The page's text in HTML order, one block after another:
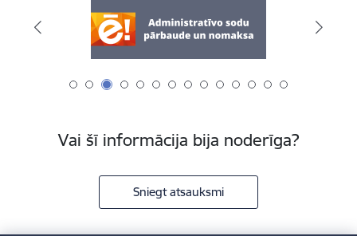
Vai šī informācija bija noderīga?
Sniegt atsauksmi